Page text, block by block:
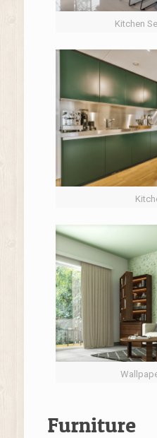
Kitchen
Furniture